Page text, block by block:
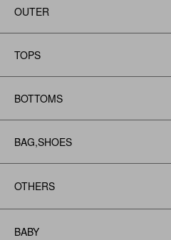
OUTER
TOPS
BOTTOMS
BAG,SHOES
OTHERS
BABY